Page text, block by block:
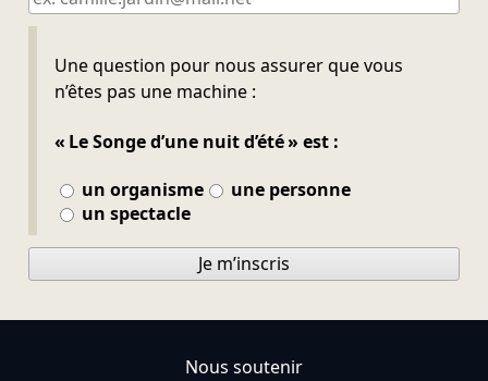
Une question pour nous assurer que vous
n’êtes pas une machine :
« Le Songe d’une nuit d’été » est :
un organisme
une personne
un spectacle
Ne pas remplir
Je m’inscris
Nous soutenir